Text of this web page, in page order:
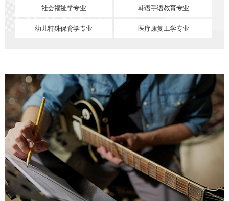
社会福祉学专业 韩语手语教育专业
幼儿特殊保育学专业 医疗康复工学专业